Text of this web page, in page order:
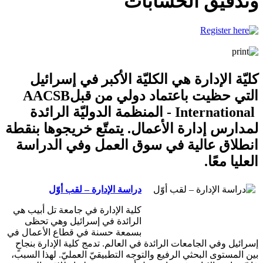
كليّة الإدارة هي الكليّة الأكبر في إسرائيل
التي حظيت باعتماد دولي من قبلAACSB
International - المنظمة الدوليّة الرائدة
لمدارس إدارة الأعمال. يتمتّع خريجوها بنقطة
انطلاق عالية في سوق العمل وفي الدراسة
العليا معًا.
دراسة الإدارة – لقب أوّل
كلية الإدارة في جامعة تل أبيب هي
الرائدة في إسرائيل وهي تحظى
بسمعة حسنة في قطاع الأعمال في
إسرائيل وفي الجامعات الرائدة في العالم. تدمج كلية الإدارة بنجاحٍ
بين المستوى البحثي الرفيع والتوجه التطبيقيّ العمليّ. لهذا السبب،